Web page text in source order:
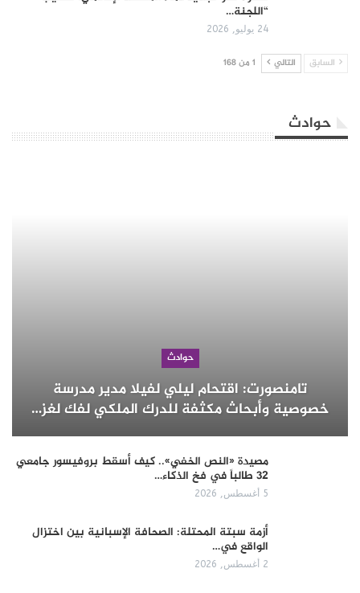
“اللجنة…
24 يوليو, 2026
السابق التالي 1 من 168
حوادث
حوادث
تامنصورت: اقتحام ليلي لفيلا مدير مدرسة
خصوصية وأبحاث مكثفة للدرك الملكي لفك لغز…
مصيدة «النص الخفي».. كيف أسقط بروفيسور جامعي
32 طالباً في فخ الذكاء…
5 أغسطس, 2026
أزمة سبتة المحتلة: الصحافة الإسبانية بين اختزال
الواقع في…
2 أغسطس, 2026